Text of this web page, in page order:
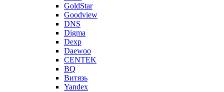
GoldStar
Goodview
DNS
Digma
Dexp
Daewoo
CENTEK
BQ
Витязь
Yandex